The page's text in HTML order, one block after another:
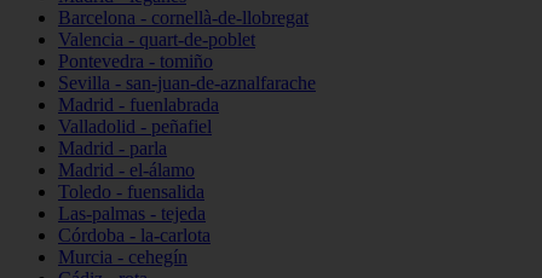
Barcelona - cornellà-de-llobregat
Valencia - quart-de-poblet
Pontevedra - tomiño
Sevilla - san-juan-de-aznalfarache
Madrid - fuenlabrada
Valladolid - peñafiel
Madrid - parla
Madrid - el-álamo
Toledo - fuensalida
Las-palmas - tejeda
Córdoba - la-carlota
Murcia - cehegín